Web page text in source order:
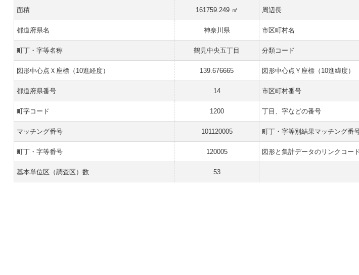
面積 161759.249 ㎡ 周辺長
都道府県名 神奈川県 市区町村名
町丁・字等名称 鶴見中央五丁目 分類コード
図形中心点Ｘ座標（10進経度） 139.676665 図形中心点Ｙ座標（10進緯度）
都道府県番号 14 市区町村番号
町字コード 1200 丁目、字などの番号
マッチング番号 101120005 町丁・字等別結果マッチング番
町丁・字等番号 120005 図形と集計データのリンクコー
基本単位区（調査区）数 53